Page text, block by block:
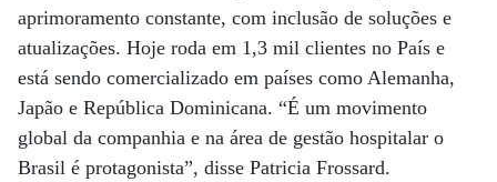
aprimoramento constante, com inclusão de soluções e
atualizações. Hoje roda em 1,3 mil clientes no País e
está sendo comercializado em países como Alemanha,
Japão e República Dominicana. “É um movimento
global da companhia e na área de gestão hospitalar o
Brasil é protagonista”, disse Patricia Frossard.